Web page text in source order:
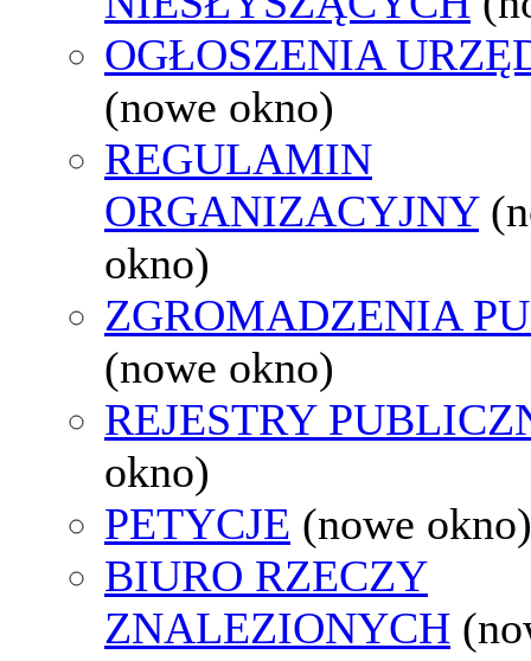
OGŁOSZENIA
(nowe okno)
REGULAMIN
ORGANIZACYJNY
okno)
ZGROMADZENIA
(nowe okno)
REJESTRY
okno)
PETYCJE (nowe okno)
BIURO RZECZY
ZNALEZIONYCH